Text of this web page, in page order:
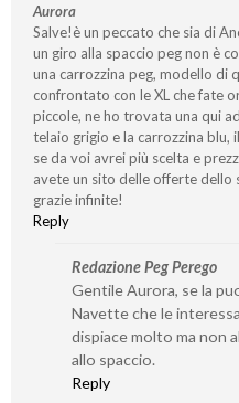
Aurora
Salve!è un peccato che sia di
un giro alla spaccio peg non è
una carrozzina peg, modello di
confrontato con le XL che fate
piccole, ne ho trovata una qui
telaio grigio e la carrozzina blu,
se da voi avrei più scelta e
avete un sito delle offerte dello
grazie infinite!
Reply
Redazione Peg Perego
Gentile Aurora, se la
Navette che le
dispiace molto ma non
allo spaccio.
Reply